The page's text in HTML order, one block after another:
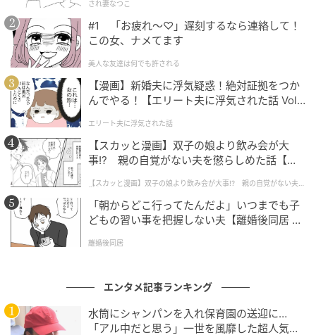
かされる形となった。
次の記事
【ELLE独占インタビュー】「フェンディ」×
目黒蓮、「JOURNEY – “旅路”」への思いを
語る
され妻なつこ
#1 「お疲れ〜♡」遅刻するなら連絡して！
この女、ナメてます
美人な友達は何でも許される
【漫画】新婚夫に浮気疑惑！絶対証拠をつか
んでやる！【エリート夫に浮気された話 Vol.
エリート夫に浮気された話
【スカッと漫画】双子の娘より飲み会が大
事!? 親の自覚がない夫を懲らしめた話【第1
【スカッと漫画】双子の娘より飲み会が大事!? 親の自覚がない夫を
懲らしめた話
「朝からどこ行ってたんだよ」いつまでも子
どもの習い事を把握しない夫【離婚後同居 Vo
離婚後同居
エンタメ記事ランキング
水筒にシャンパンを入れ保育園の送迎に…
「アル中だと思う」一世を風靡した超人気タ